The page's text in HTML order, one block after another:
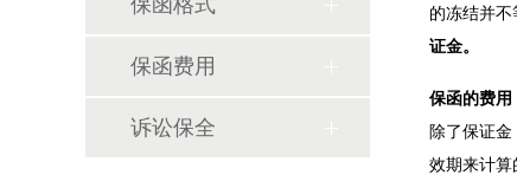
保函费用
诉讼保全
的冻结并不
证金。
保函的费用
除了保证
效期来计算